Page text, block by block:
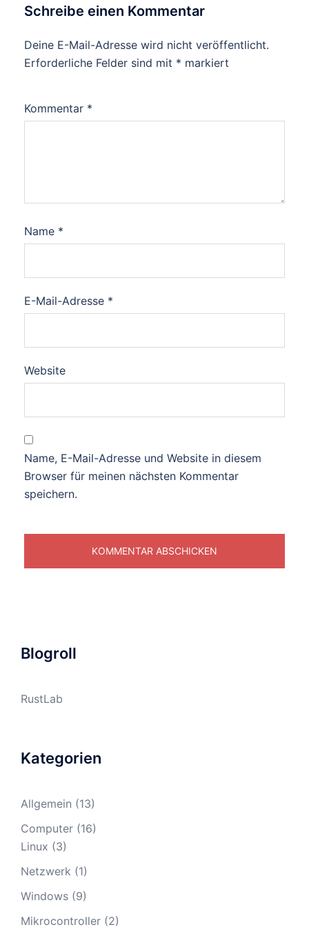
Schreibe einen Kommentar
Deine E-Mail-Adresse wird nicht veröffentlicht.
Erforderliche Felder sind mit * markiert
Kommentar *
Name *
E-Mail-Adresse *
Website
Name, E-Mail-Adresse und Website in diesem
Browser für meinen nächsten Kommentar
speichern.
Alternative:
Blogroll
RustLab
Kategorien
Allgemein (13)
Computer (16)
Linux (3)
Netzwerk (1)
Windows (9)
Mikrocontroller (2)